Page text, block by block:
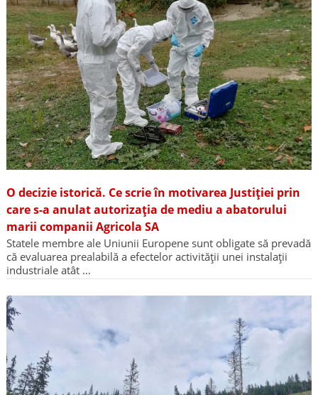
O decizie istorică. Ce scrie în motivarea Justiției prin
care s-a anulat autorizația de mediu a abatorului
marii companii Agricola SA
Statele membre ale Uniunii Europene sunt obligate să prevadă
că evaluarea prealabilă a efectelor activității unei instalații
industriale atât …